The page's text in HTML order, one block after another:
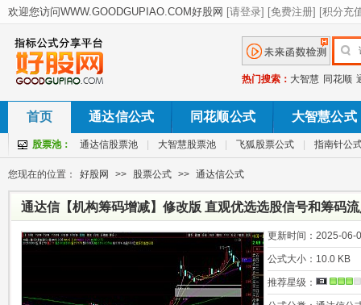
热门搜索： 大智慧 同花顺
首页 通达信公式 同花顺公式 大智慧公式
股票池： 通达信股票池 大智慧股票池 飞狐股票公式 指南针公
您现在的位置： 好股网 >> 股票公式 >> 通达信公式
通达信【机构筹码增减】修改版 直观优选选股信号和筹码
更新时间： 2025-06-
公式大小： 10.0 KB
推荐星级：